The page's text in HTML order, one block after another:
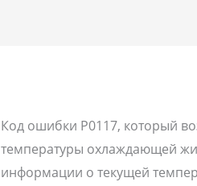
Код ошибки P0117, который
температуры охлаждающей
информации о текущей